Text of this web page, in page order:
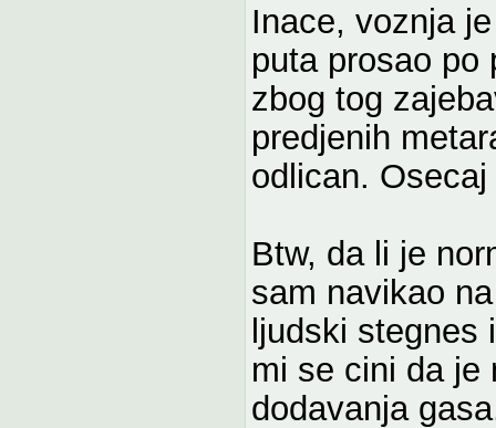
Inace, voznja
puta prosao po
zbog tog
predjenih
odlican.
Btw, da li je
sam navikao
ljudski stegnes
mi se cini da je
dodavanja